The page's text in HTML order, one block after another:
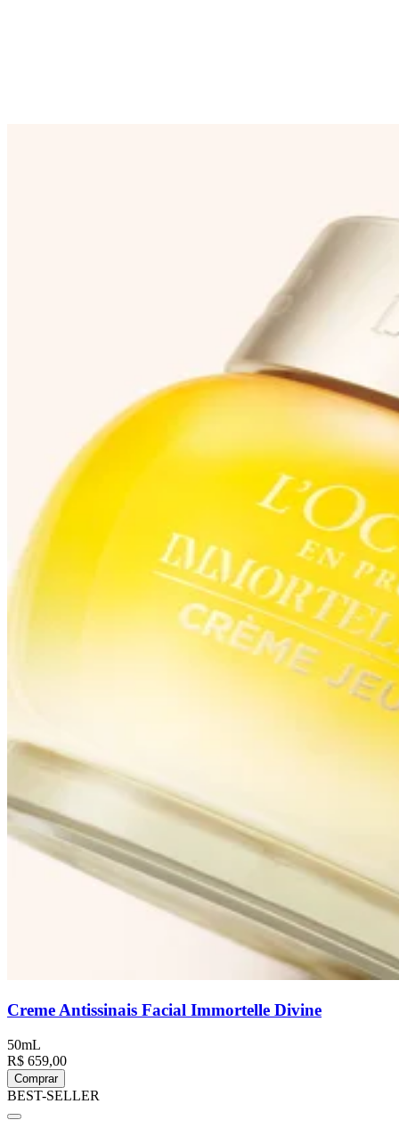
Creme Antissinais Facial Immortelle Divine
50mL
R$ 659,00
Comprar
BEST-SELLER